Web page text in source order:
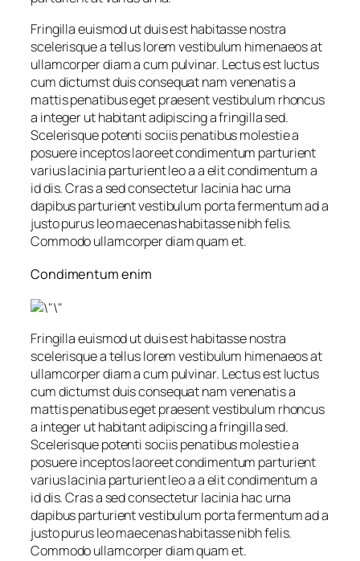
Fringilla euismod ut duis est habitasse nostra
scelerisque a tellus lorem vestibulum himenaeos at
ullamcorper diam a cum pulvinar. Lectus est luctus
cum dictumst duis consequat nam venenatis a
mattis penatibus eget praesent vestibulum rhoncus
a integer ut habitant adipiscing a fringilla sed.
Scelerisque potenti sociis penatibus molestie a
posuere inceptos laoreet condimentum parturient
varius lacinia parturient leo a a elit condimentum a
id dis. Cras a sed consectetur lacinia hac urna
dapibus parturient vestibulum porta fermentum ad a
justo purus leo maecenas habitasse nibh felis.
Commodo ullamcorper diam quam et.
Condimentum enim
Fringilla euismod ut duis est habitasse nostra
scelerisque a tellus lorem vestibulum himenaeos at
ullamcorper diam a cum pulvinar. Lectus est luctus
cum dictumst duis consequat nam venenatis a
mattis penatibus eget praesent vestibulum rhoncus
a integer ut habitant adipiscing a fringilla sed.
Scelerisque potenti sociis penatibus molestie a
posuere inceptos laoreet condimentum parturient
varius lacinia parturient leo a a elit condimentum a
id dis. Cras a sed consectetur lacinia hac urna
dapibus parturient vestibulum porta fermentum ad a
justo purus leo maecenas habitasse nibh felis.
Commodo ullamcorper diam quam et.